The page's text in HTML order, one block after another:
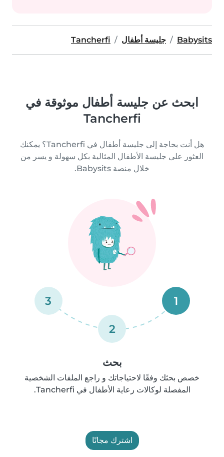
Babysits جليسة أطفال Tancherfi
ابحث عن جليسة أطفال موثوقة في
Tancherfi
هل أنت بحاجة إلى جليسة أطفال في Tancherfi؟ يمكنك
العثور على جليسة الأطفال المثالية بكل سهولة و يسر من
خلال منصة Babysits.
1
2
3
بحث
خصص بحثك وفقًا لاحتياجاتك و راجع الملفات الشخصية
المفصلة لوكالات رعاية الأطفال في Tancherfi.
اشترك مجانًا